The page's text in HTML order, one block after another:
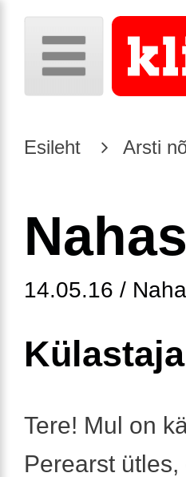
Esileht Arsti
14.05.16 /
Tere! Mul on
Perearst